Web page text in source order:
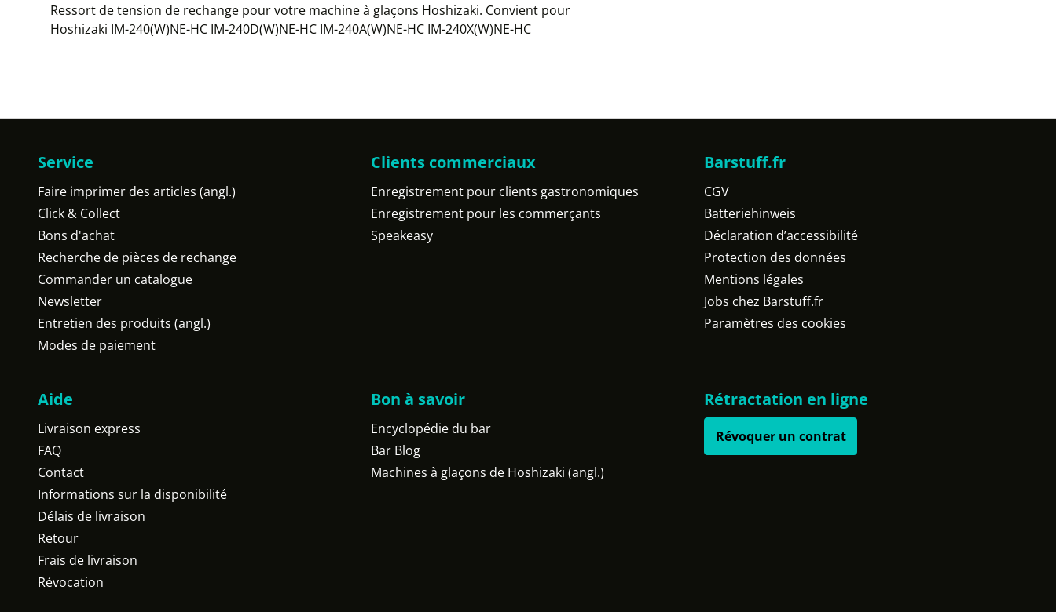
Ressort de tension de rechange pour votre machine à glaçons Hoshizaki. Convient pour
Hoshizaki IM-240(W)NE-HC IM-240D(W)NE-HC IM-240A(W)NE-HC IM-240X(W)NE-HC
Service
Faire imprimer des articles (angl.)
Click & Collect
Bons d'achat
Recherche de pièces de rechange
Commander un catalogue
Newsletter
Entretien des produits (angl.)
Modes de paiement
Clients commerciaux
Enregistrement pour clients gastronomiques
Enregistrement pour les commerçants
Speakeasy
Barstuff.fr
CGV
Batteriehinweis
Déclaration d’accessibilité
Protection des données
Mentions légales
Jobs chez Barstuff.fr
Paramètres des cookies
Aide
Livraison express
FAQ
Contact
Informations sur la disponibilité
Délais de livraison
Retour
Frais de livraison
Révocation
Bon à savoir
Encyclopédie du bar
Bar Blog
Machines à glaçons de Hoshizaki (angl.)
Rétractation en ligne
Révoquer un contrat